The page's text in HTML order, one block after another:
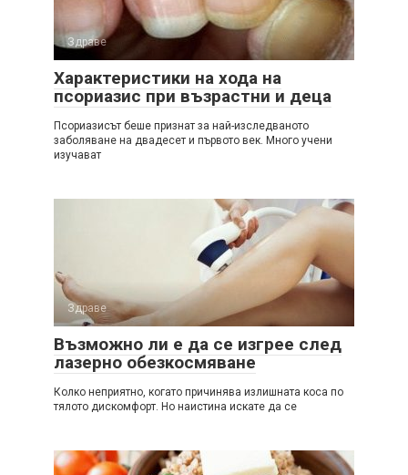
Здраве
Характеристики на хода на
псориазис при възрастни и деца
Псориазисът беше признат за най-изследваното
заболяване на двадесет и първото век. Много учени
изучават
Здраве
Възможно ли е да се изгрее след
лазерно обезкосмяване
Колко неприятно, когато причинява излишната коса по
тялото дискомфорт. Но наистина искате да се